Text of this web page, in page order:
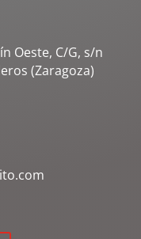
Oeste, C/G, s/n
(Zaragoza)